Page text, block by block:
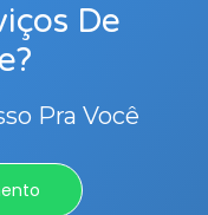
De
Pra Você